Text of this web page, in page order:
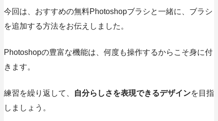
今回は、 おすすめの無料Photoshopブラシと一緒に、ブラシ
を追加する方法をお伝えしました。
Photoshopの豊富な機能は、何度も操作するからこそ身に付
きます。
練習を繰り返して、 自分らしさを表現できるデザインを目指
しましょう。